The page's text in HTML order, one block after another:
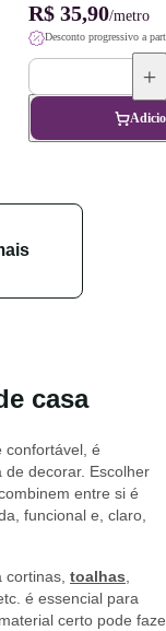
R$ 35,90/metro
Desconto progressivo a
casa
confortável, é
decorar. Escolher
entre si é
funcional e, claro,
toalhas
é essencial para
certo pode